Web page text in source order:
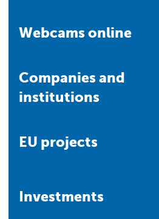
Webcams online
Companies and
institutions
EU projects
Investments